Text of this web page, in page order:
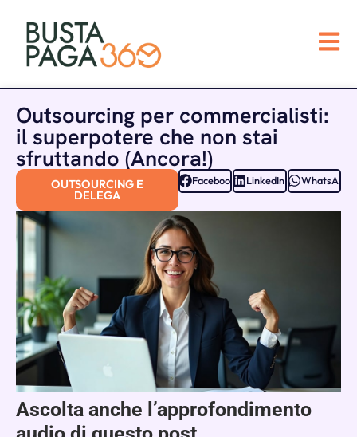
Outsourcing per commercialisti:
il superpotere che non stai
sfruttando (Ancora!)
OUTSOURCING E
DELEGA
Facebook LinkedIn WhatsApp
Ascolta anche l’approfondimento